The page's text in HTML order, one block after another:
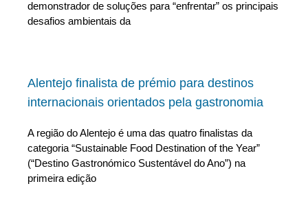
demonstrador de soluções para “enfrentar” os principais
desafios ambientais da
Alentejo finalista de prémio para destinos
internacionais orientados pela gastronomia
A região do Alentejo é uma das quatro finalistas da
categoria “Sustainable Food Destination of the Year”
(“Destino Gastronómico Sustentável do Ano”) na
primeira edição